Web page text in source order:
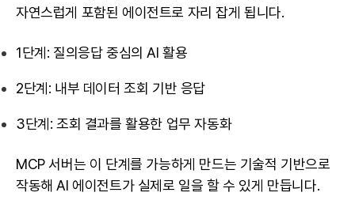
자연스럽게 포함된 에이전트로 자리 잡게 됩니다.
1단계: 질의응답 중심의 AI 활용
2단계: 내부 데이터 조회 기반 응답
3단계: 조회 결과를 활용한 업무 자동화
MCP 서버는 이 단계를 가능하게 만드는 기술적 기반으로
작동해AI 에이전트가 실제로 일을 할 수 있게 만듭니다.